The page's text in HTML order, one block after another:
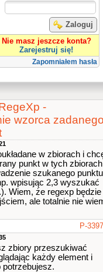
Zaloguj
Nie masz jeszcze konta?
Zarejestruj się!
Zapomniałem hasła
-
wzorca
w zbiorach i
punkt w tych zbiorach
szukanego punktu
wpisując 2,3 wyszukać
Wiem, że regexp będzie
ale totalnie nie
P-
zbiory przeszukiwać
każdy element i